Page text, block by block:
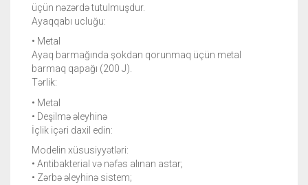
üçün nəzərdə tutulmuşdur.
Ayaqqabı ucluğu:
• Metal
Ayaq barmağında şokdan qorunmaq üçün metal
barmaq qapağı (200 J).
Tərlik:
• Metal
• Deşilmə əleyhinə
İçlik içəri daxil edin:
Modelin xüsusiyyətləri:
• Antibakterial və nəfəs alınan astar;
• Zərbə əleyhinə sistem;